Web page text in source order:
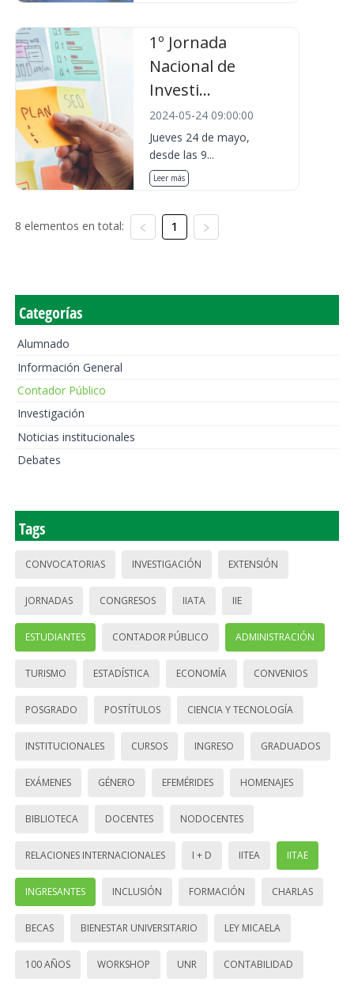
1º Jornada
Nacional de
Investi...
2024-05-24 09:00:00
Jueves 24 de mayo,
desde las 9...
Leer más
8 elementos en total: 1
Categorías
Alumnado
Información General
Contador Público
Investigación
Noticias institucionales
Debates
Tags
CONVOCATORIAS INVESTIGACIÓN EXTENSIÓN
JORNADAS CONGRESOS IIATA IIE
ESTUDIANTES CONTADOR PÚBLICO ADMINISTRACIÓN
TURISMO ESTADÍSTICA ECONOMÍA CONVENIOS
POSGRADO POSTÍTULOS CIENCIA Y TECNOLOGÍA
INSTITUCIONALES CURSOS INGRESO GRADUADOS
EXÁMENES GÉNERO EFEMÉRIDES HOMENAJES
BIBLIOTECA DOCENTES NODOCENTES
RELACIONES INTERNACIONALES I + D IITEA IITAE
INGRESANTES INCLUSIÓN FORMACIÓN CHARLAS
BECAS BIENESTAR UNIVERSITARIO LEY MICAELA
100 AÑOS WORKSHOP UNR CONTABILIDAD